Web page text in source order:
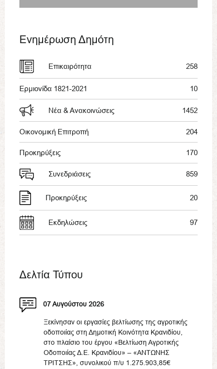
Ενημέρωση Δημότη
Επικαιρότητα 258
Ερμιονίδα 1821-2021 10
Νέα & Ανακοινώσεις 1452
Οικονομική Επιτροπή 204
Προκηρύξεις 170
Συνεδριάσεις 859
Προκηρύξεις 20
Εκδηλώσεις 97
Δελτία Τύπου
07 Αυγούστου 2026
Ξεκίνησαν οι εργασίες βελτίωσης της αγροτικής
οδοποιίας στη Δημοτική Κοινότητα Κρανιδίου,
στο πλαίσιο του έργου «Βελτίωση Αγροτικής
Οδοποιίας Δ.Ε. Κρανιδίου» – «ΑΝΤΩΝΗΣ
ΤΡΙΤΣΗΣ», συνολικού π/υ 1.275.903,85€